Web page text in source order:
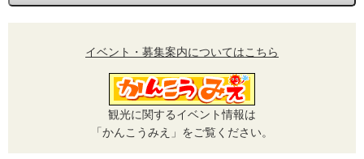
イベント・募集案内についてはこちら
観光に関するイベント情報は
「かんこうみえ」をご覧ください。